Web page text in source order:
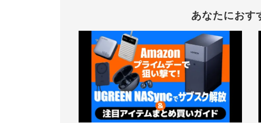
あなたにおす